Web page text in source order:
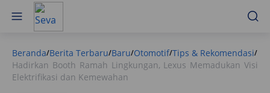
Beranda/Berita Terbaru/Baru/Otomotif/Tips & Rekomendasi/
Hadirkan Booth Ramah Lingkungan, Lexus Memadukan Visi
Elektrifikasi dan Kemewahan